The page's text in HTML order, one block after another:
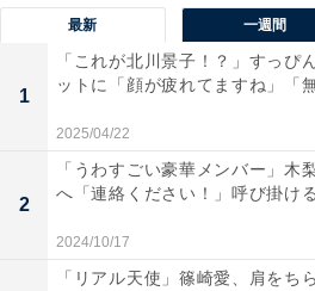
最新 一週間
1
「これが北川景子！？」すっぴ
ットに「顔が疲れてますね」「
2025/04/22
2
「うわすごい豪華メンバー」木
へ「連絡ください！」呼び掛け
2024/10/17
「リアル天使」篠崎愛、肩をち